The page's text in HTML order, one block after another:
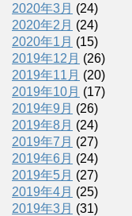
2020年3月 (24)
2020年2月 (24)
2020年1月 (15)
2019年12月 (26)
2019年11月 (20)
2019年10月 (17)
2019年9月 (26)
2019年8月 (24)
2019年7月 (27)
2019年6月 (24)
2019年5月 (27)
2019年4月 (25)
2019年3月 (31)